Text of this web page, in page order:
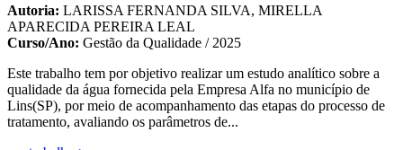
Autoria: LARISSA FERNANDA SILVA, MIRELLA
APARECIDA PEREIRA LEAL
Curso/Ano: Gestão da Qualidade / 2025
Este trabalho tem por objetivo realizar um estudo analítico sobre a
qualidade da água fornecida pela Empresa Alfa no município de
Lins(SP), por meio de acompanhamento das etapas do processo de
tratamento, avaliando os parâmetros de...